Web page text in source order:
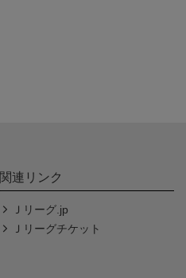
関連リンク
Ｊリーグ.jp
Ｊリーグチケット